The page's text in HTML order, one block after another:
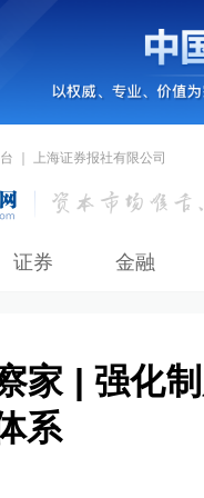
｜ 上海证券报社有限公司
证券 金融
家 | 强化
系